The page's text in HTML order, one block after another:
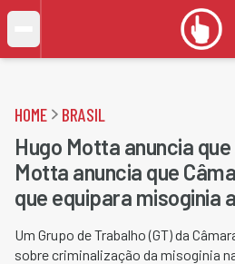
HOME BRASIL
Hugo Motta anuncia
Motta anuncia que
que equipara misoginia
Um Grupo de Trabalho (GT) da
sobre criminalização da misoginia